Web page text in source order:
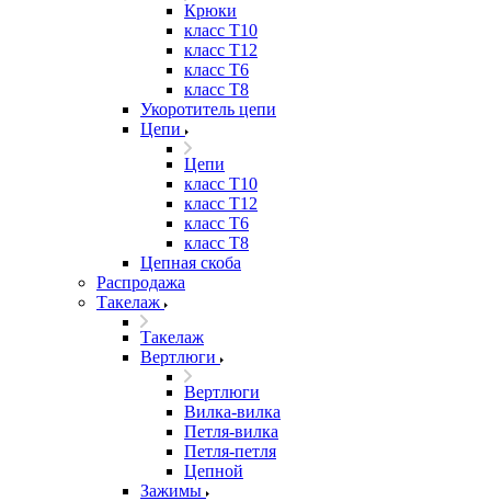
Крюки
класс Т10
класс Т12
класс Т6
класс Т8
Укоротитель цепи
Цепи
Цепи
класс Т10
класс Т12
класс Т6
класс Т8
Цепная скоба
Распродажа
Такелаж
Такелаж
Вертлюги
Вертлюги
Вилка-вилка
Петля-вилка
Петля-петля
Цепной
Зажимы